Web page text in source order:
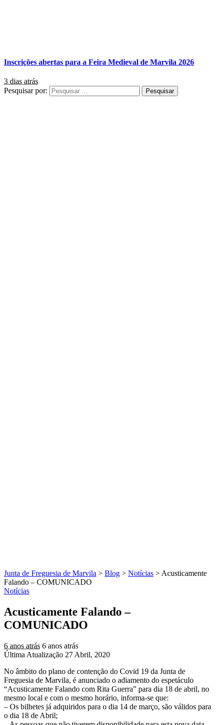
Inscrições abertas para a Feira Medieval de Marvila 2026
3 dias atrás
Pesquisar por:
Junta de Freguesia de Marvila > Blog > Notícias > Acusticamente
Falando – COMUNICADO
Notícias
Acusticamente Falando –
COMUNICADO
6 anos atrás 6 anos atrás
Última Atualização 27 Abril, 2020
No âmbito do plano de contenção do Covid 19 da Junta de
Freguesia de Marvila, é anunciado o adiamento do espetáculo
“Acusticamente Falando com Rita Guerra” para dia 18 de abril, no
mesmo local e com o mesmo horário, informa-se que:
– Os bilhetes já adquiridos para o dia 14 de março, são válidos para
o dia 18 de Abril;